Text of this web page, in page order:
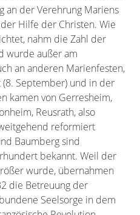
an der Verehrung Mariens
Hilfe der Christen. Wie
nahm die Zahl der
wurde außer am
an anderen Marienfesten,
September) und in der
kamen von Gerresheim,
Reusrath, also
reformiert
Baumberg sind
bekannt. Weil der
wurde, übernahmen
die Betreuung der
Seelsorge in dem